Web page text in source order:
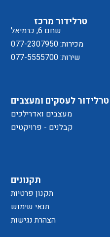
טרלידור מרכז
שחם 6, כרמיאל
מכירות: 077-2307950
שירות: 077-5555700
תקנונים
תקנון פרטיות
תנאי שימוש
הצהרת נגישות
טרלידור לעסקים ומעצבים
מעצבים ואדרילכים
קבלנים - פרויקטים